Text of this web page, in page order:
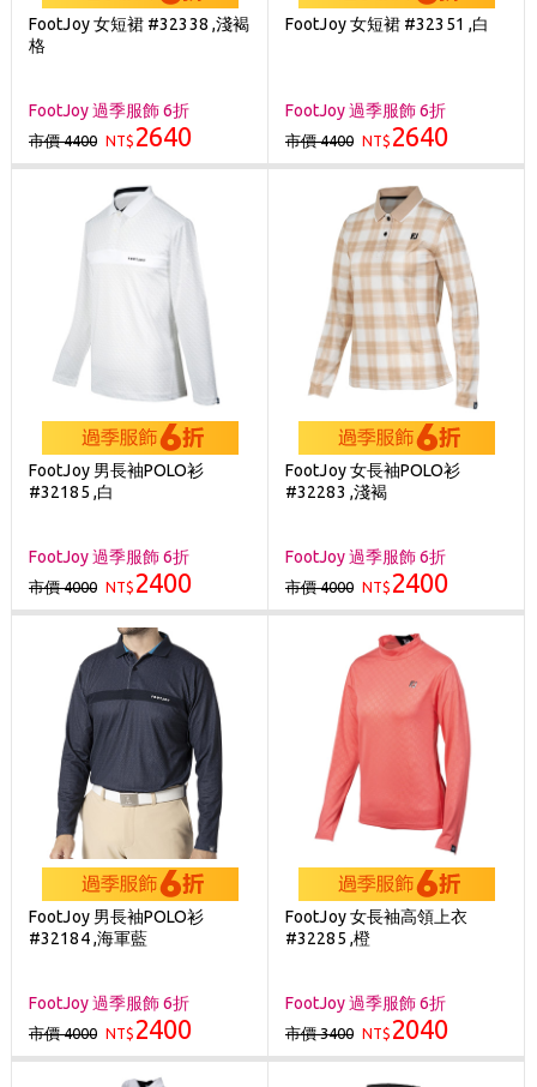
FootJoy 女短裙 #32338 ,淺褐
格
FootJoy 過季服飾 6折
市價 4400 NT$ 2640
FootJoy 女短裙 #32351 ,白
FootJoy 過季服飾 6折
市價 4400 NT$ 2640
FootJoy 男長袖POLO衫
#32185 ,白
FootJoy 過季服飾 6折
市價 4000 NT$ 2400
FootJoy 女長袖POLO衫
#32283 ,淺褐
FootJoy 過季服飾 6折
市價 4000 NT$ 2400
FootJoy 男長袖POLO衫
#32184 ,海軍藍
FootJoy 過季服飾 6折
市價 4000 NT$ 2400
FootJoy 女長袖高領上衣
#32285 ,橙
FootJoy 過季服飾 6折
市價 3400 NT$ 2040